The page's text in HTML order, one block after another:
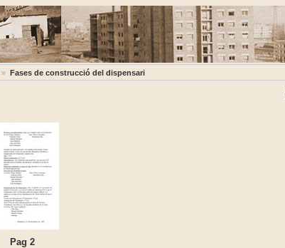
Fases de construcció del dispensari
Pag 2